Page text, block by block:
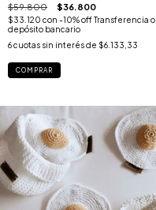
$59.800 $36.800
$33.120 con -10% off Transferencia o
depósito bancario
6cuotas sin interés de $6.133,33
COMPRAR